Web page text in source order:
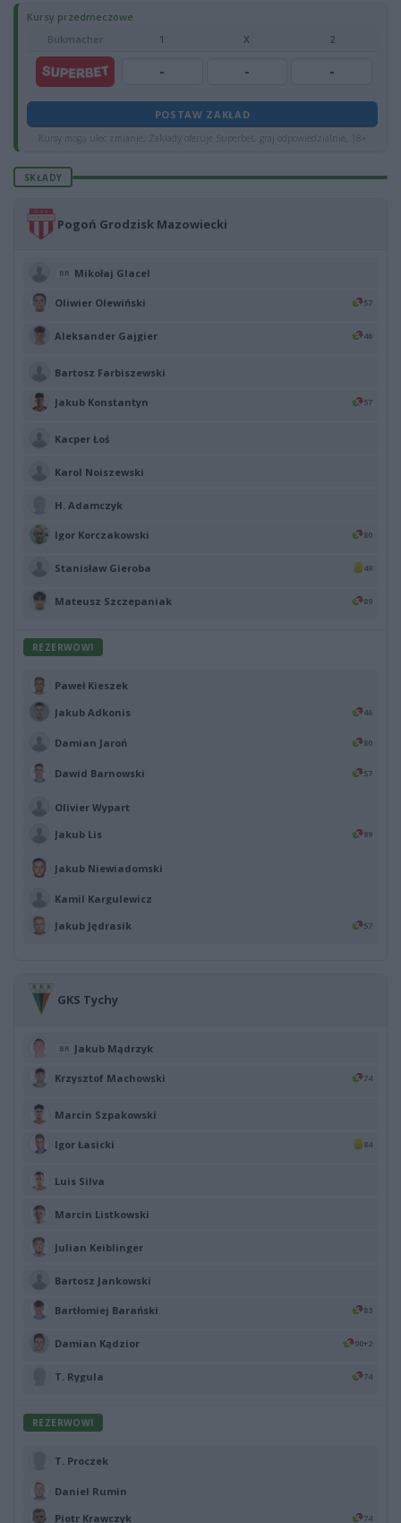
Kursy przedmeczowe
Bukmacher
1 X 2
- - -
POSTAW ZAKŁAD
Kursy mogą ulec zmianie, Zakłady oferuje Superbet, graj odpowiedzialnie, 18+
SKŁADY
Pogoń Grodzisk Mazowiecki
BR Mikołaj Glacel
Oliwier Olewiński 57
Aleksander Gajgier 46
Bartosz Farbiszewski
Jakub Konstantyn 57
Kacper Łoś
Karol Noiszewski
H. Adamczyk
Igor Korczakowski 80
Stanisław Gieroba 49
Mateusz Szczepaniak 89
REZERWOWI
Paweł Kieszek
Jakub Adkonis 46
Damian Jaroń 80
Dawid Barnowski 57
Olivier Wypart
Jakub Lis 89
Jakub Niewiadomski
Kamil Kargulewicz
Jakub Jędrasik 57
GKS Tychy
BR Jakub Mądrzyk
Krzysztof Machowski 74
Marcin Szpakowski
Igor Łasicki 84
Luis Silva
Marcin Listkowski
Julian Keiblinger
Bartosz Jankowski
Bartłomiej Barański 83
Damian Kądzior 90+2
T. Rygula 74
REZERWOWI
T. Proczek
Daniel Rumin
Piotr Krawczyk 74